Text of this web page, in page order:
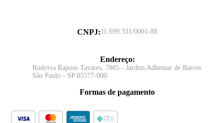
CNPJ:11.699.331/0001-88
Endereço:
Rodovia Raposo Tavares, 7885 - Jardim Adhemar de Barros
São Paulo - SP 05577-000
Formas de pagamento